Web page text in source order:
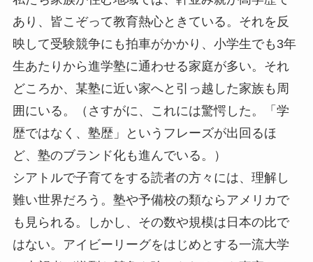
あり、皆こぞって教育熱心ときている。それを反
映して受験競争にも拍車がかかり、小学生でも3年
生あたりから進学塾に通わせる家庭が多い。それ
どころか、某塾に近い家へと引っ越した家族も周
囲にいる。（さすがに、これには驚愕した。「学
歴ではなく、塾歴」というフレーズが出回るほ
ど、塾のブランド化も進んでいる。）
シアトルで子育てをする読者の方々には、理解し
難い世界だろう。塾や予備校の類ならアメリカで
も見られる。しかし、その数や規模は日本の比で
はない。アイビーリーグをはじめとする一流大学